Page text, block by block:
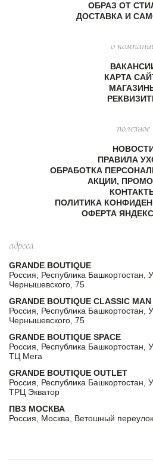
ОБРАЗ ОТ
ДОСТАВКА И
о
КАРТА
полезное
ПРАВИЛА
ОБРАБОТКА
АКЦИИ,
ПОЛИТИКА
ОФЕРТА
адреса
GRANDE BOUTIQUE
Россия, Республика Башкортостан,
Чернышевского, 75
GRANDE BOUTIQUE CLASSIC MAN
Россия, Республика Башкортостан,
Чернышевского, 75
GRANDE BOUTIQUE SPACE
Россия, Республика Башкортостан,
ТЦ Мега
GRANDE BOUTIQUE OUTLET
Россия, Республика Башкортостан,
ТРЦ Экватор
ПВЗ МОСКВА
Россия, Москва, Ветошный